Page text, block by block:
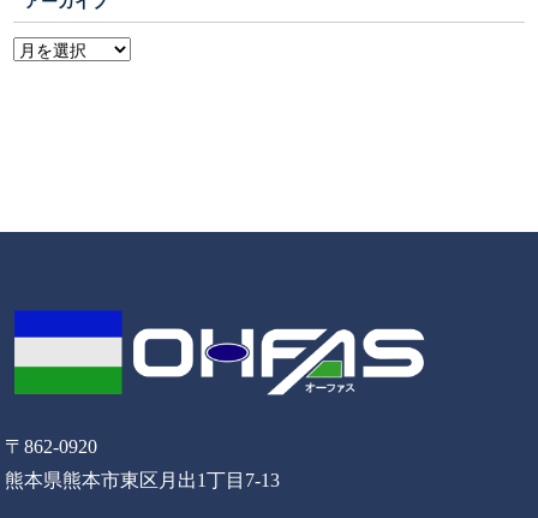
〒862-0920
熊本県熊本市東区月出1丁目7-13